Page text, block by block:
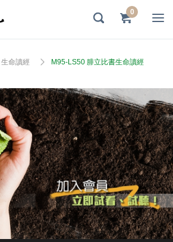
0
生命讀經 M95-LS50 腓立比書生命讀經